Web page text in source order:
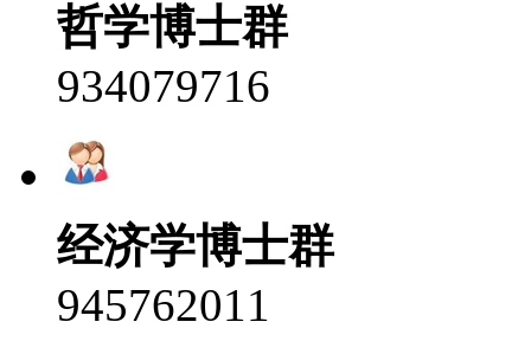
哲学博士群
934079716
经济学博士群
945762011